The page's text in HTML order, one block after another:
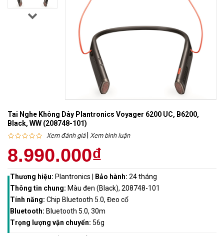
Tai Nghe Không Dây Plantronics Voyager 6200 UC, B6200,
Black, WW (208748-101)
Xem đánh giá| Xem bình luận
8.990.000₫
Thương hiệu: Plantronics Bảo hành: 24 tháng
Thông tin chung: Màu đen (Black), 208748-101
Tính năng: Chip Bluetooth 5.0, Đeo cổ
Bluetooth: Bluetooth 5.0, 30m
Trọng lượng vận chuyển: 56g